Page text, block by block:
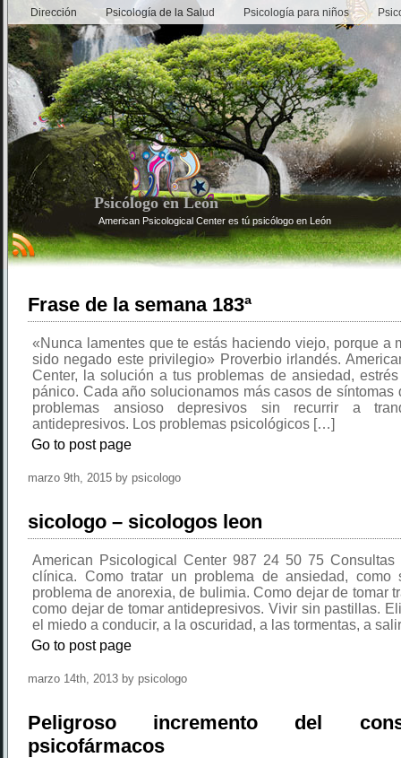
Dirección Psicología de la Salud Psicología para niños
Psicólogo en León
American Psicological Center es tú psicólogo en León
Frase de la semana 183ª
«Nunca lamentes que te estás haciendo viejo, porque a
sido negado este privilegio» Proverbio irlandés.
Center, la solución a tus problemas de ansiedad,
pánico. Cada año solucionamos más casos de síntomas
problemas ansioso depresivos sin recurrir a
antidepresivos. Los problemas psicológicos […]
Go to post page
marzo 9th, 2015 by psicologo
sicologo – sicologos leon
American Psicological Center 987 24 50 75 Consultas
clínica. Como tratar un problema de ansiedad, como
problema de anorexia, de bulimia. Como dejar de tomar
como dejar de tomar antidepresivos. Vivir sin pastillas.
el miedo a conducir, a la oscuridad, a las tormentas, a
Go to post page
marzo 14th, 2013 by psicologo
Peligroso incremento del
psicofármacos